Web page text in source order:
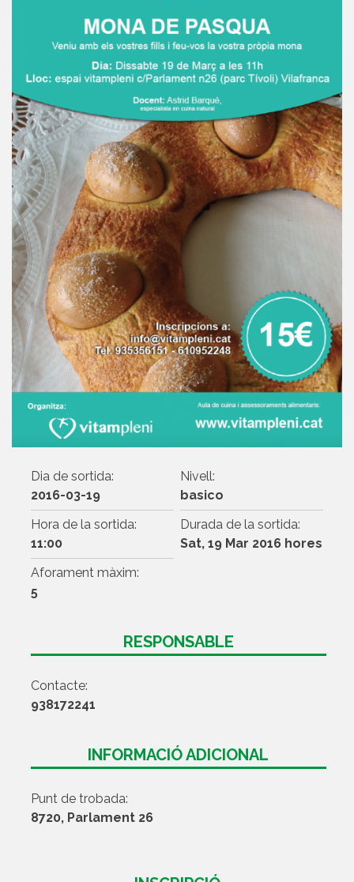
Dia de sortida:
2016-03-19
Nivell:
basico
Hora de la sortida:
11:00
Durada de la sortida:
Sat, 19 Mar 2016 hores
Aforament màxim:
5
RESPONSABLE
Contacte:
938172241
INFORMACIÓ ADICIONAL
Punt de trobada:
8720, Parlament 26